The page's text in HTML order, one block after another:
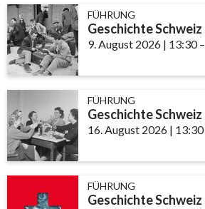
FÜHRUNG
9. August 2026 | 13:30–
FÜHRUNG
16. August 2026 | 13:30
FÜHRUNG
Geschichte Schweiz